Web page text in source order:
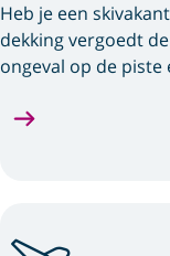
Heb je een
dekking vergoedt
ongeval op de